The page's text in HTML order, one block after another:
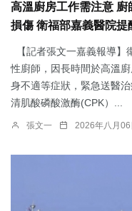
高溫廚房工作需注意
損傷 衛福部嘉義醫院提
【記者張文一嘉義報導】
性廚師，因長時間於高溫
身不適等症狀，緊急送醫
清肌酸磷酸激酶(CPK）...
張文一 2026年八月06